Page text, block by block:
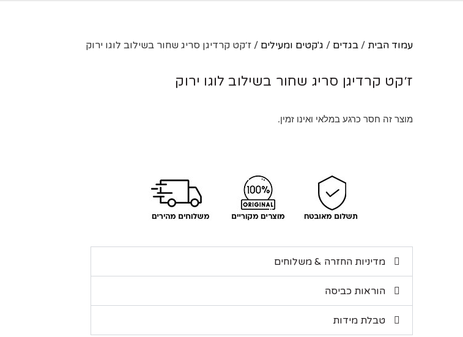
עמוד הבית / בגדים / ג'קטים ומעילים / ז׳קט קרדיגן סריג שחור בשילוב לוגו ירוק
ז׳קט קרדיגן סריג שחור בשילוב לוגו ירוק
מוצר זה חסר כרגע במלאי ואינו זמין.
מדיניות החזרה & משלוחים
הוראות כביסה
טבלת מידות